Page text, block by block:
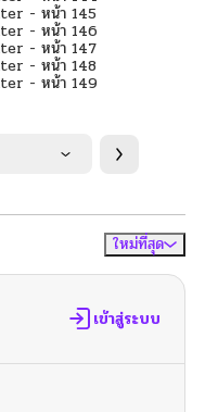
ใหม่ที่สุด
เข้าสู่ระบบ